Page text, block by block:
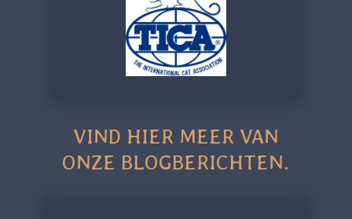
VIND HIER MEER VAN
ONZE BLOGBERICHTEN.